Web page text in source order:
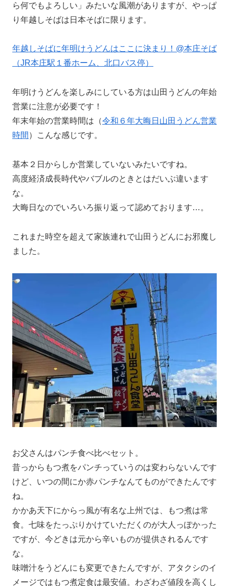
ら何でもよろしい」みたいな風潮がありますが、やっぱ
り年越しそばは日本そばに限ります。
年越しそばに年明けうどんはここに決まり！@本庄そば
（JR本庄駅１番ホーム、北口バス停）
年明けうどんを楽しみにしている方は山田うどんの年始
営業に注意が必要です！
年末年始の営業時間は（令和６年大晦日山田うどん営業
時間 ）こんな感じです。
基本２日からしか営業していないみたいですね。
高度経済成長時代やバブルのときとはだいぶ違います
な。
大晦日なのでいろいろ振り返って認めております…。
これまた時空を超えて家族連れで山田うどんにお邪魔し
ました。
お父さんはパンチ食べ比べセット。
昔っからもつ煮をパンチっていうのは変わらないんです
けど、いつの間にか赤パンチなんてものができたんです
ね。
かかあ天下にからっ風が有名な上州では、もつ煮は常
食。七味をたっぷりかけていただくのが大人っぽかった
ですが、今どきは元から辛いものが提供されるんです
な。
味噌汁をうどんにも変更できたんですが、アタクシのイ
メージではもつ煮定食は最安値。わざわざ値段を高くし